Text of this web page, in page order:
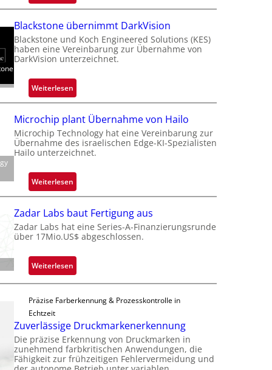
Z
a
l
a
n
o
b
t
e
i
i
g
t
s
i
c
n
S
e
e
a
c
t
Blackstone übernimmt DarkVision
Blackstone und Koch Engineered Solutions (KES)
haben eine Vereinbarung zur Übernahme von
DarkVision unterzeichnet.
Weiterlesen:
B
a
c
k
o
e
ü
b
r
m
t
D
a
Microchip plant Übernahme von Hailo
Microchip Technology hat eine Vereinbarung zur
Übernahme des israelischen Edge-KI-Spezialisten
Hailo unterzeichnet.
Weiterlesen:
M
c
r
c
h
i
l
n
t
Zadar Labs baut Fertigung aus
Zadar Labs hat eine Series-A-Finanzierungsrunde
über 17Mio.US$ abgeschlossen.
Weiterlesen:
Z
d
r
L
a
b
Präzise Farberkennung & Prozesskontrolle in
Echtzeit
Zuverlässige Druckmarkenerkennung
Die präzise Erkennung von Druckmarken in
zunehmend farbkritischen Anwendungen, die
Fähigkeit zur frühzeitigen Fehlervermeidung und